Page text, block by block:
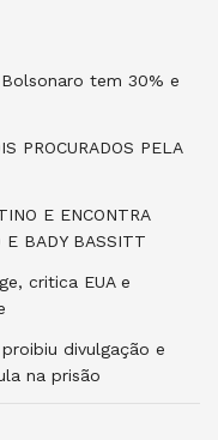
tem 30% e
PROCURADOS PELA
E ENCONTRA
E BADY BASSITT
critica EUA e
divulgação e
na prisão